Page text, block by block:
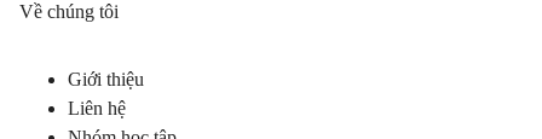
Về chúng tôi
Giới thiệu
Liên hệ